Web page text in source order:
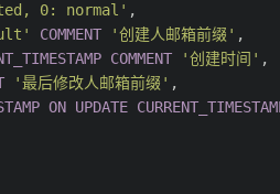
0: normal' ,
COMMENT '创建人邮箱前缀' ,
COMMENT '创建时间' ,
'最后修改人邮箱前缀' ,
ON UPDATE